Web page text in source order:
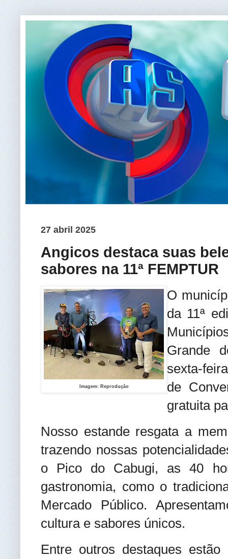
27 abril 2025
Angicos destaca suas
sabores na 11ª FEMPTUR
Imagem: Reprodução
O
da 11ª
Grande
sexta-
de
gratuita
Nosso estande resgata a
trazendo nossas
o Pico do Cabugi, as 40
gastronomia, como o
Mercado Público.
cultura e sabores únicos.
Entre outros destaques